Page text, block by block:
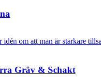
idén om att man är starkare
Gräv & Schakt